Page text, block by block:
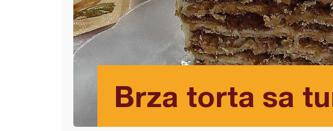
Brza torta sa